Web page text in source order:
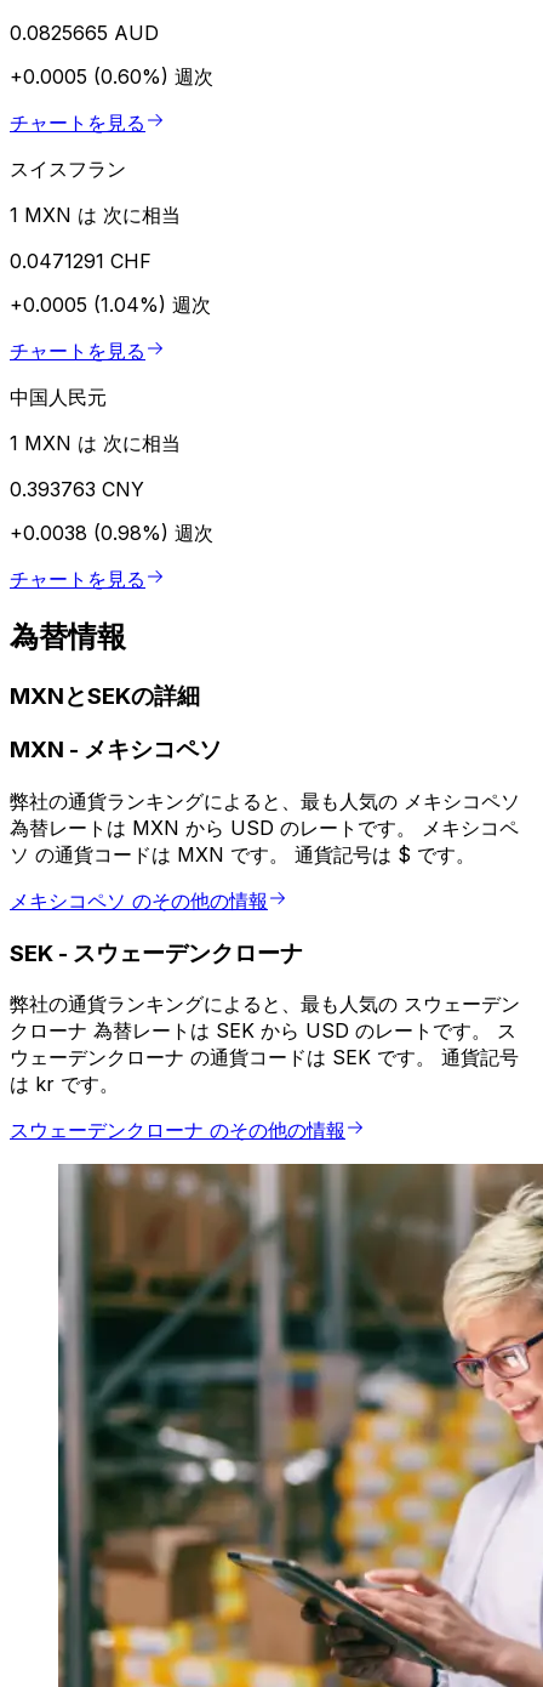
0.0825665 AUD
+0.0005 (0.60%) 週次
チャートを見る
スイスフラン
1 MXN は 次に相当
0.0471291 CHF
+0.0005 (1.04%) 週次
チャートを見る
中国人民元
1 MXN は 次に相当
0.393763 CNY
+0.0038 (0.98%) 週次
チャートを見る
為替情報
MXNとSEKの詳細
MXN - メキシコペソ
弊社の通貨ランキングによると、最も人気の メキシコペソ
為替レートは MXN から USD のレートです。 メキシコペ
ソ の通貨コードは MXN です。 通貨記号は $ です。
メキシコペソ のその他の情報
SEK - スウェーデンクローナ
弊社の通貨ランキングによると、最も人気の スウェーデン
クローナ 為替レートは SEK から USD のレートです。 ス
ウェーデンクローナ の通貨コードは SEK です。 通貨記号
は kr です。
スウェーデンクローナ のその他の情報